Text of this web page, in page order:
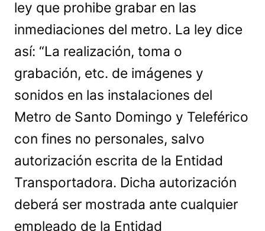
ley que prohibe grabar en las
inmediaciones del metro. La ley dice
así: “La realización, toma o
grabación, etc. de imágenes y
sonidos en las instalaciones del
Metro de Santo Domingo y Teleférico
con fines no personales, salvo
autorización escrita de la Entidad
Transportadora. Dicha autorización
deberá ser mostrada ante cualquier
empleado de la Entidad